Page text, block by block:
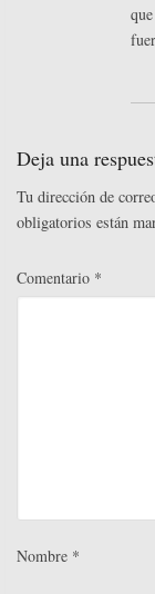
Deja una
Tu dirección de
obligatorios están
Comentario *
Nombre *